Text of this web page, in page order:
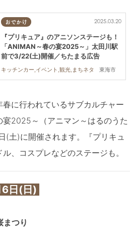
おでかけ
東海市
2025.03.20
『プリキュア』のアニソンステージも！
「ANIMAN～春の宴2025～」太田川駅
前で3/22(土)開催／ちたまる広告
キッチンカー,イベント,観光,まちネタ
に行われているサブカルチャー
2025～（アニマン～はるのうた
土)に開催されます。『プリキュ
、コスプレなどのステージも。
日(日)
つり